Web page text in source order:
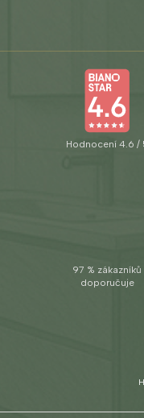
Hodnocení 4.6 /
97 % zákazníků
doporučuje